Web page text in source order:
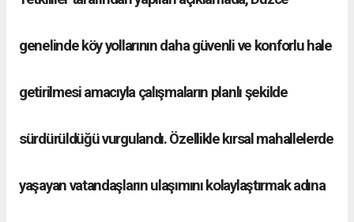
genelinde köy yollarının daha güvenli ve konforlu hale
getirilmesi amacıyla çalışmaların planlı şekilde
sürdürüldüğü vurgulandı. Özellikle kırsal mahallelerde
yaşayan vatandaşların ulaşımını kolaylaştırmak adına